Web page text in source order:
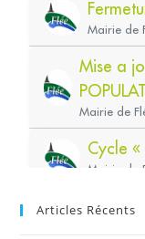
Articles Récents